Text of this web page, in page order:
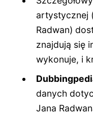
artystycznej
Radwan)
znajdują się
wykonuje, i
danych
Jana